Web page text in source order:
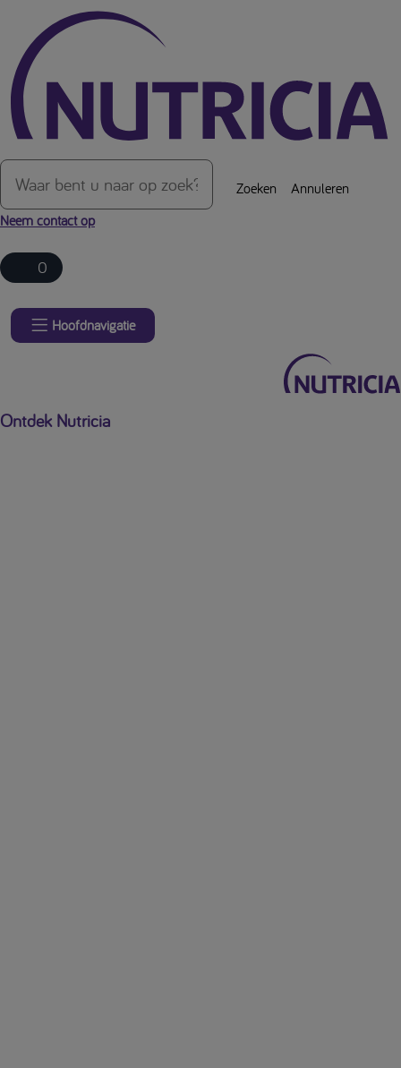
Over de inhoud van de pagina
Zoeken
Annuleren
Neem contact op
0
Hoofdnavigatie
Ontdek Nutricia